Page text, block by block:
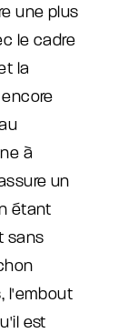
une plus
le cadre
la
à
un
étant
sans
l'embout
est